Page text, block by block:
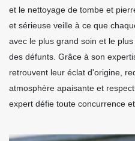
et le nettoyage de tombe et
et sérieuse veille à ce que
avec le plus grand soin et le
des défunts. Grâce à son
retrouvent leur éclat d'origine,
atmosphère apaisante et
expert défie toute concurrence